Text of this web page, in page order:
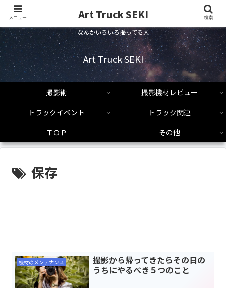
なんかいろいろ撮ってる人
Art Truck SEKI
撮影術
撮影機材レビュー
トラックイベント
トラック関連
ＴＯＰ
その他
保存
機材のメンテナンス
撮影から帰ってきたらその日の
うちにやるべき５つのこと
メニュー Art Truck SEKI 検索